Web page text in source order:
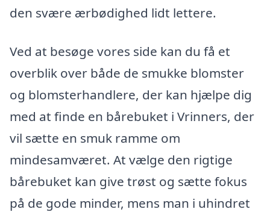
den svære ærbødighed lidt lettere.
Ved at besøge vores side kan du få et
overblik over både de smukke blomster
og blomsterhandlere, der kan hjælpe dig
med at finde en bårebuket i Vrinners, der
vil sætte en smuk ramme om
mindesamværet. At vælge den rigtige
bårebuket kan give trøst og sætte fokus
på de gode minder, mens man i uhindret